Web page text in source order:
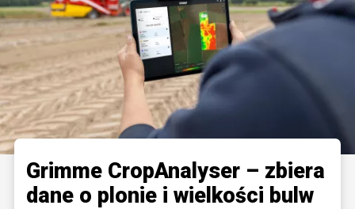
Grimme CropAnalyser – zbiera
dane o plonie i wielkości bulw